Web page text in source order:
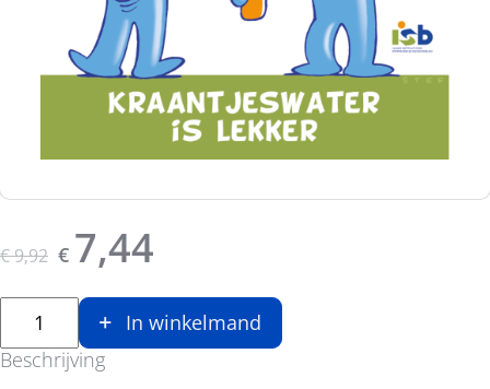
Originele prijs was:
€9,92 , Huidige prijs is:
€ 7,44
In winkelmand
Beschrijving